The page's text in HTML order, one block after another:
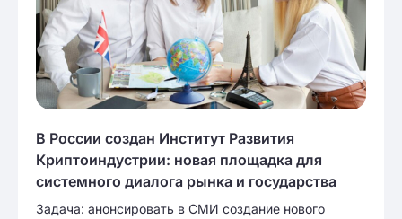
В России создан Институт Развития
Криптоиндустрии: новая площадка для
системного диалога рынка и государства
Задача: анонсировать в СМИ создание нового